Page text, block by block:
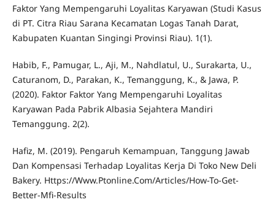
Faktor Yang Mempengaruhi Loyalitas Karyawan (Studi Kasus
di PT. Citra Riau Sarana Kecamatan Logas Tanah Darat,
Kabupaten Kuantan Singingi Provinsi Riau). 1(1).
Habib, F., Pamugar, L., Aji, M., Nahdlatul, U., Surakarta, U.,
Caturanom, D., Parakan, K., Temanggung, K., & Jawa, P.
(2020). Faktor Faktor Yang Mempengaruhi Loyalitas
Karyawan Pada Pabrik Albasia Sejahtera Mandiri
Temanggung. 2(2).
Hafiz, M. (2019). Pengaruh Kemampuan, Tanggung Jawab
Dan Kompensasi Terhadap Loyalitas Kerja Di Toko New Deli
Bakery. Https://Www.Ptonline.Com/Articles/How-To-Get-
Better-Mfi-Results